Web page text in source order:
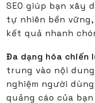
SEO giúp bạn
tự nhiên bền
kết quả nhanh
Đa dạng hóa
trung vào nội
nghiệm người
quảng cáo của